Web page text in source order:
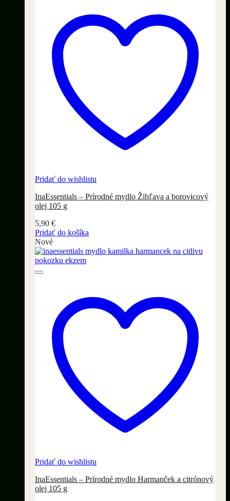
Pridať do wishlistu
InaEssentials – Prírodné mydlo Žihľava a borovicový
olej 105 g
5,90 €
Pridať do košíka
Nové
Pridať do wishlistu
InaEssentials – Prírodné mydlo Harmanček a citrónový
olej 105 g